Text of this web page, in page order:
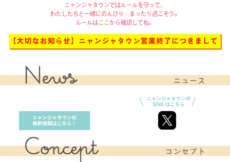
ニャンジャタウンではルールを守って、
わたしたちと一緒にのんびり・まったり過ごそう。
ルールはここ から確認してね。